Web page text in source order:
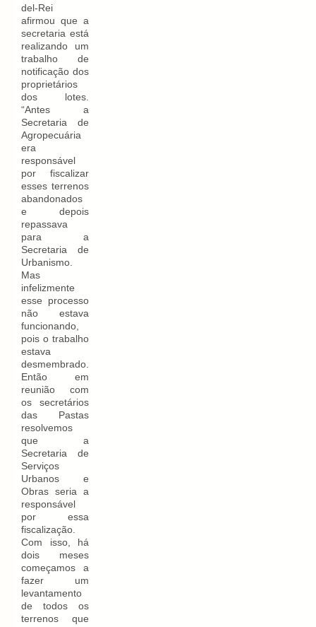
del-Rei
afirmou que a
secretaria está
realizando um
trabalho de
notificação dos
proprietários
dos lotes.
“Antes a
Secretaria de
Agropecuária
era
responsável
por fiscalizar
esses terrenos
abandonados
e depois
repassava
para a
Secretaria de
Urbanismo.
Mas
infelizmente
esse processo
não estava
funcionando,
pois o trabalho
estava
desmembrado.
Então em
reunião com
os secretários
das Pastas
resolvemos
que a
Secretaria de
Serviços
Urbanos e
Obras seria a
responsável
por essa
fiscalização.
Com isso, há
dois meses
começamos a
fazer um
levantamento
de todos os
terrenos que